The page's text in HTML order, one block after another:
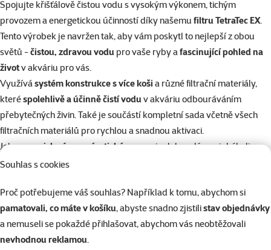
Souhlas s cookies
Proč potřebujeme váš souhlas? Například k tomu, abychom si
pamatovali, co máte v košíku, abyste snadno zjistilistav objednávky
a nemuseli se pokaždé přihlašovat, abychom vás neobtěžovali
nevhodnou reklamou.
Spojujte křišťálově čistou vodu s vysokým výkonem, tichým
provozem a energetickou účinností díky našemu filtru TetraTec EX.
Tento výrobek je navržen tak, aby vám poskytl to nejlepší z obou
světů -čistou, zdravou vodu pro vaše ryby afascinující pohled na
životv akváriu pro vás.
Využívásystém konstrukce s více koši a různé filtrační materiály,
kteréspolehlivě a účinně čistí voduv akváriu odbouráváním
přebytečných živin. Také je součástí kompletní sada včetně všech
filtračních materiálů pro rychlou a snadnou aktivaci.
Jehoenergicky úsporný a tichý provozje dokonalý pro jakékoliv
domácnosti. Filtr TetraTec EX zahrnuje také pomocné sací zařízení
vody a funkci předfiltrování pro minimalizaci údržby.
Křišťálově čistá voda- Filtr TetraTec EX produkuje křišťálově čistou
vodu, která je bezpečná pro ryby a poskytuje fascinující pohled na
život v akváriu.